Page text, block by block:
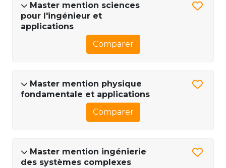
Master mention sciences
pour l'ingénieur et
applications
Comparer
Master mention physique
fondamentale et applications
Comparer
Master mention ingénierie
des systèmes complexes